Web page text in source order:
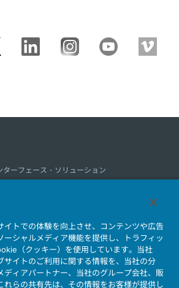
ターフェース・ソリューション
ィ IR情報 採用情報
会社情報新着一覧
マップ お問い合わせ
イトでの体験を向上させ、コンテンツや広告
ーシャルメディア機能を提供し、トラフィッ
（クッキー）を使用しています。当社
サイトのご利用に関する情報を、当社の分
ディアパートナー、当社のグループ会社、販
れらの共有先は、その情報をお客様が提供し